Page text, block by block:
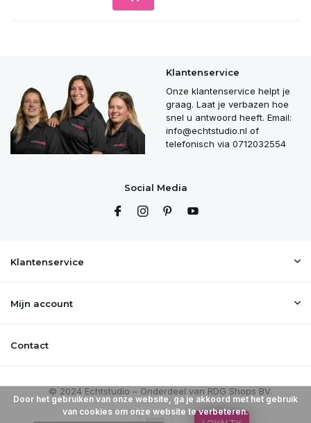
Klantenservice
Onze klantenservice helpt je
graag. Laat je verbazen hoe
snel u antwoord heeft. Email:
info@echtstudio.nl of
telefonisch via 0712032554
Social Media
Klantenservice
Mijn account
Contact
Door het gebruiken van onze website, ga je akkoord met het gebruik
van cookies om onze website te verbeteren.